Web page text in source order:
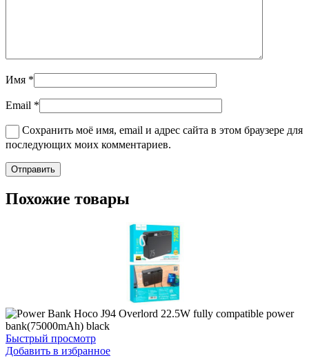
Имя *
Email *
Сохранить моё имя, email и адрес сайта в этом браузере для
последующих моих комментариев.
Похожие товары
Быстрый просмотр
Добавить в избранное